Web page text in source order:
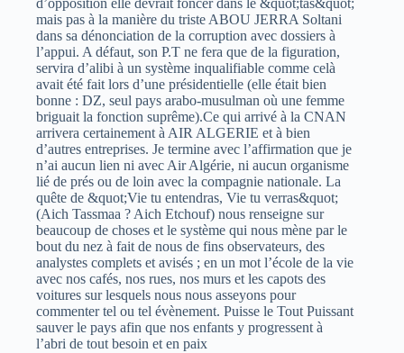
d’opposition elle devrait foncer dans le &quot;tas&quot;
mais pas à la manière du triste ABOU JERRA Soltani
dans sa dénonciation de la corruption avec dossiers à
l’appui. A défaut, son P.T ne fera que de la figuration,
servira d’alibi à un système inqualifiable comme celà
avait été fait lors d’une présidentielle (elle était bien
bonne : DZ, seul pays arabo-musulman où une femme
briguait la fonction suprême).Ce qui arrivé à la CNAN
arrivera certainement à AIR ALGERIE et à bien
d’autres entreprises. Je termine avec l’affirmation que je
n’ai aucun lien ni avec Air Algérie, ni aucun organisme
lié de prés ou de loin avec la compagnie nationale. La
quête de &quot;Vie tu entendras, Vie tu verras&quot;
(Aich Tassmaa ? Aich Etchouf) nous renseigne sur
beaucoup de choses et le système qui nous mène par le
bout du nez à fait de nous de fins observateurs, des
analystes complets et avisés ; en un mot l’école de la vie
avec nos cafés, nos rues, nos murs et les capots des
voitures sur lesquels nous nous asseyons pour
commenter tel ou tel évènement. Puisse le Tout Puissant
sauver le pays afin que nos enfants y progressent à
l’abri de tout besoin et en paix